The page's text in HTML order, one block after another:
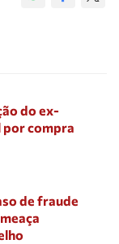
do ex-
por compra
de fraude